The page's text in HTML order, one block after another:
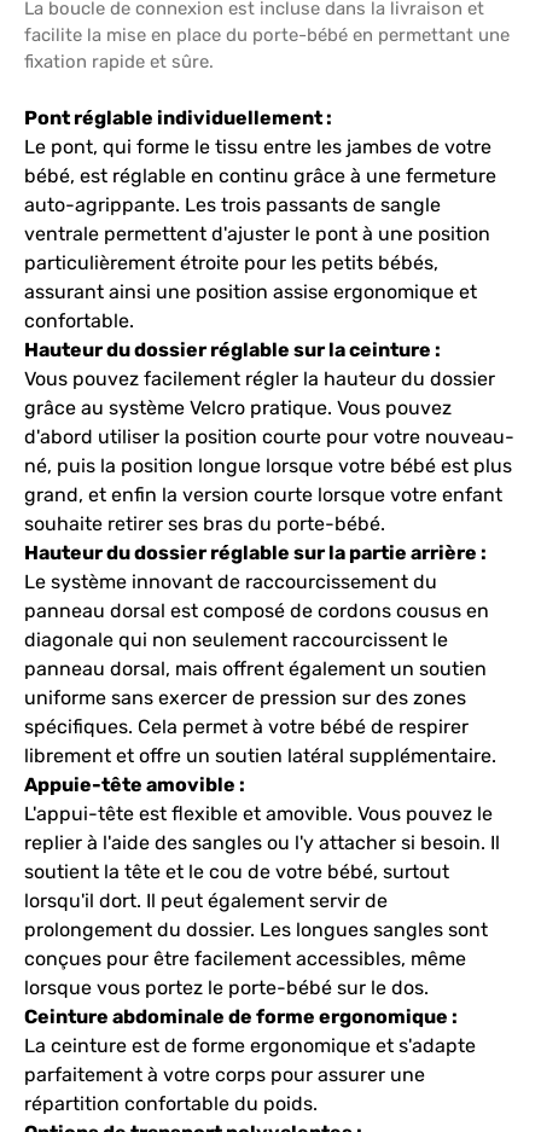
La boucle de connexion est incluse dans la livraison et
facilite la mise en place du porte-bébé en permettant une
fixation rapide et sûre.
Pont réglable individuellement :
Le pont, qui forme le tissu entre les jambes de votre
bébé, est réglable en continu grâce à une fermeture
auto-agrippante. Les trois passants de sangle
ventrale permettent d'ajuster le pont à une position
particulièrement étroite pour les petits bébés,
assurant ainsi une position assise ergonomique et
confortable.
Hauteur du dossier réglable sur la ceinture :
Vous pouvez facilement régler la hauteur du dossier
grâce au système Velcro pratique. Vous pouvez
d'abord utiliser la position courte pour votre nouveau-
né, puis la position longue lorsque votre bébé est plus
grand, et enfin la version courte lorsque votre enfant
souhaite retirer ses bras du porte-bébé.
Hauteur du dossier réglable sur la partie arrière :
Le système innovant de raccourcissement du
panneau dorsal est composé de cordons cousus en
diagonale qui non seulement raccourcissent le
panneau dorsal, mais offrent également un soutien
uniforme sans exercer de pression sur des zones
spécifiques. Cela permet à votre bébé de respirer
librement et offre un soutien latéral supplémentaire.
Appuie-tête amovible :
L'appui-tête est flexible et amovible. Vous pouvez le
replier à l'aide des sangles ou l'y attacher si besoin. Il
soutient la tête et le cou de votre bébé, surtout
lorsqu'il dort. Il peut également servir de
prolongement du dossier. Les longues sangles sont
conçues pour être facilement accessibles, même
lorsque vous portez le porte-bébé sur le dos.
Ceinture abdominale de forme ergonomique :
La ceinture est de forme ergonomique et s'adapte
parfaitement à votre corps pour assurer une
répartition confortable du poids.